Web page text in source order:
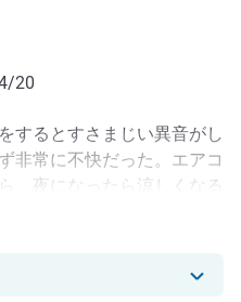
20
するとすさまじい異音がし
非常に不快だった。エアコ
、夜になったら涼しくなる
くて、後から持ってきたく
ても５つ星ホテルじゃな
軍人マラソンの日で車両規
S. さんのレビューへの